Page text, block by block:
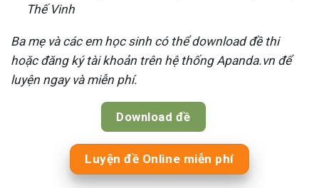
Thế Vinh
Ba mẹ và các em học sinh có thể download đề thi
hoặc đăng ký tài khoản trên hệ thống Apanda.vn để
luyện ngay và miễn phí.
Download đề
Luyện đề Online miễn phí